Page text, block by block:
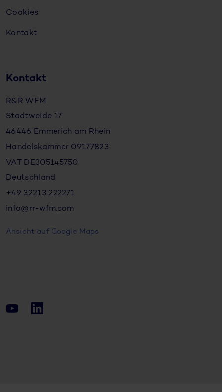
Cookies
Kontakt
Kontakt
R&R WFM
Stadtweide 17
46446 Emmerich am Rhein
Handelskammer 09177823
VAT DE305145750
Deutschland
+49 32213 222271
info@rr-wfm.com
Ansicht auf Google Maps